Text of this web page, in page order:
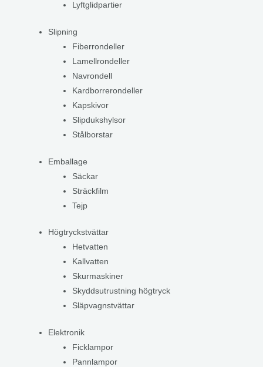
Lyftglidpartier
Slipning
Fiberrondeller
Lamellrondeller
Navrondell
Kardborrerondeller
Kapskivor
Slipdukshylsor
Stålborstar
Emballage
Säckar
Sträckfilm
Tejp
Högtryckstvättar
Hetvatten
Kallvatten
Skurmaskiner
Skyddsutrustning högtryck
Släpvagnstvättar
Elektronik
Ficklampor
Pannlampor